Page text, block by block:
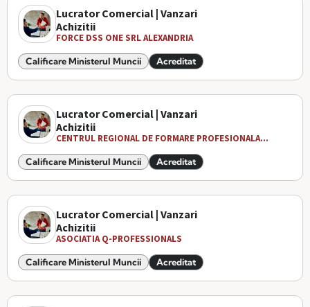
Lucrator Comercial | Vanzari
Achizitii
FORCE DSS ONE SRL ALEXANDRIA
Calificare Ministerul Muncii Acreditat
Lucrator Comercial | Vanzari
Achizitii
CENTRUL REGIONAL DE FORMARE PROFESIONALA...
Calificare Ministerul Muncii Acreditat
Lucrator Comercial | Vanzari
Achizitii
ASOCIATIA Q-PROFESSIONALS
Calificare Ministerul Muncii Acreditat